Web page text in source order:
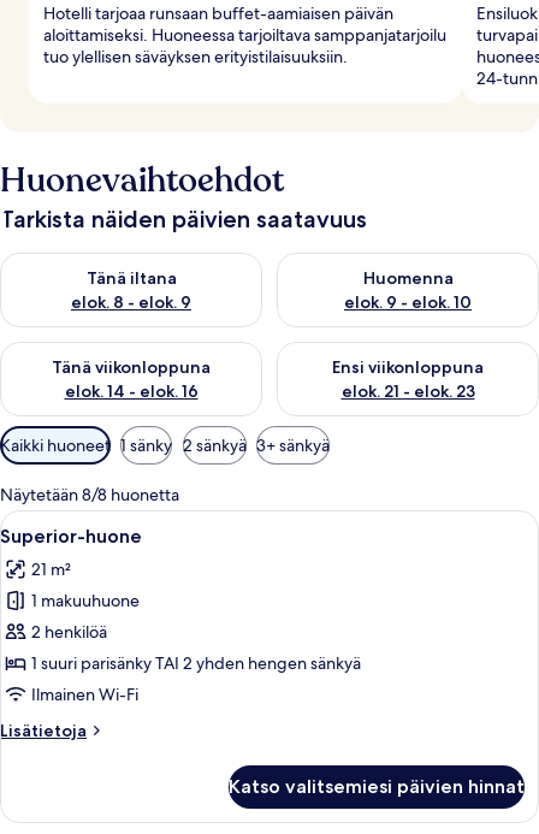
Hotelli tarjoaa runsaan buffet-aamiaisen päivän
aloittamiseksi. Huoneessa tarjoiltava samppanjatarjoilu
tuo ylellisen säväyksen erityistilaisuuksiin.
24-
Huonevaihtoehdot
Tarkista näiden päivien saatavuus
Tänä iltana
elok. 8 - elok. 9
Tarkista tämän illan saatavuus elok. 8 - elok. 9
Huomenna
elok. 9 - elok. 10
Tarkista huomisen saatavuus
Tänä viikonloppuna
elok. 14 - elok. 16
Tarkista tämän viikonlopun saatavuus elok. 14 - elok. 16
Ensi viikonloppuna
elok. 21 - elok. 23
Tarkista ensi viikonlopun
Huoneille
saatavilla
olevia
suodattimia
Kaikki huoneet 1 sänky 2 sänkyä 3+ sänkyä
Näytetään 8/8 huonetta
Avaa
kaikki
huonetyypin
Superior-
huone
kuvat
Hotellihuone, jossa on suuri sänky,
5
Superior-huone
21 m²
1 makuuhuone
2 henkilöä
1 suuri parisänky TAI 2 yhden hengen sänkyä
Ilmainen Wi-Fi
Lisätietoja
Lisätietoja
Katso valitsemiesi päivien hinnat